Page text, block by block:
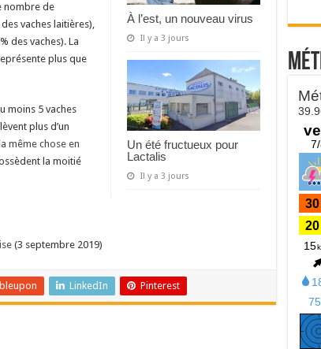
À l’est, un nouveau virus
Il y a 3 jours
Un été fructueux pour
Lactalis
Il y a 3 jours
nombre de
vaches laitières),
des vaches). La
plus que
moins 5 vaches
plus d’un
même chose en
la moitié
(3 septembre 2019)
LinkedIn Pinterest